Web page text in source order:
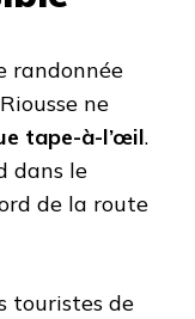
randonnée
ne
tape-à-l’œil.
dans le
de la route
touristes de